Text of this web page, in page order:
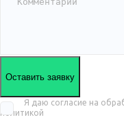
Оставить заявку
Я даю согласие на
политикой